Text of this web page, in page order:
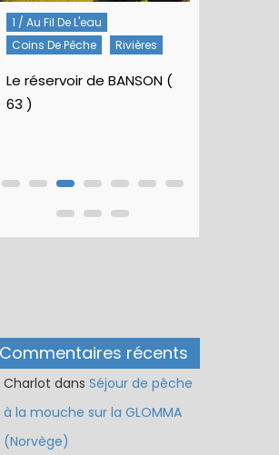
(
5 / Fiches Montage
Artificielles
Nymphes À Bille
Commentaires récents
Charlot dansSéjour de pêche
à la mouche sur la GLOMMA
(Norvège)